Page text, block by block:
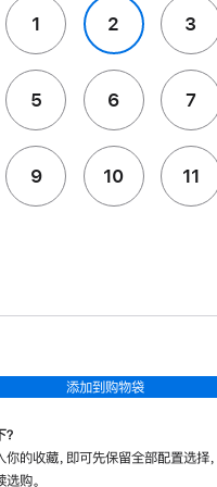
1 2 3
5 6 7
9 10 11
添加到购物袋
你的收藏，即可先保留全部配置选择
购。